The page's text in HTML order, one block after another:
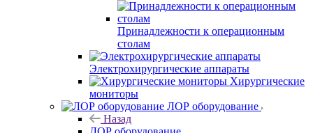
Принадлежности к операционным
столам
Электрохирургические аппараты
Хирургические
мониторы
ЛОР оборудование
Назад